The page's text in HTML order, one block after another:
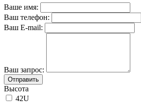
Ваше имя:
Ваш телефон:
Ваш E-mail:
Ваш запрос:
Отправить
Высота
42U